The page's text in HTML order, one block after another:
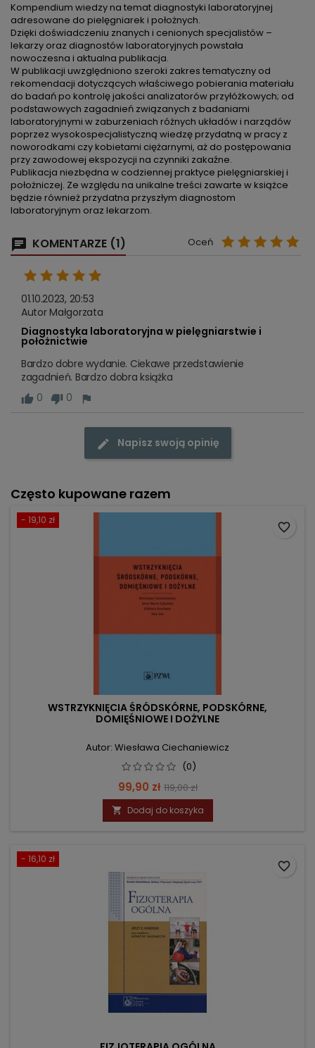
Kompendium wiedzy na temat diagnostyki laboratoryjnej
adresowane do pielęgniarek i położnych.
Dzięki doświadczeniu znanych i cenionych specjalistów –
lekarzy oraz diagnostów laboratoryjnych powstała
nowoczesna i aktualna publikacja.
W publikacji uwzględniono szeroki zakres tematyczny od
rekomendacji dotyczących właściwego pobierania materiału
do badań po kontrolę jakości analizatorów przyłóżkowych; od
podstawowych zagadnień związanych z badaniami
laboratoryjnymi w zaburzeniach różnych układów i narządów
poprzez wysokospecjalistyczną wiedzę przydatną w pracy z
noworodkami czy kobietami ciężarnymi, aż do postępowania
przy zawodowej ekspozycji na czynniki zakaźne.
Publikacja niezbędna w codziennej praktyce pielęgniarskiej i
położniczej. Ze względu na unikalne treści zawarte w książce
będzie również przydatna przyszłym diagnostom
laboratoryjnym oraz lekarzom.
KOMENTARZE (1) Oceń
01.10.2023, 20:53
Autor Małgorzata
Diagnostyka laboratoryjna w pielęgniarstwie i
położnictwie
Bardzo dobre wydanie. Ciekawe przedstawienie
zagadnień. Bardzo dobra książka
0
0
Napisz swoją opinię
Często kupowane razem
- 19,10 zł
WSTRZYKNIĘCIA ŚRÓDSKÓRNE, PODSKÓRNE,
DOMIĘŚNIOWE I DOŻYLNE
Autor: Wiesława Ciechaniewicz
(0)
Cena
99,90 zł Cena
podstawowa
119,00 zł
 Dodaj do koszyka
favorite_border
- 16,10 zł
favorite_border